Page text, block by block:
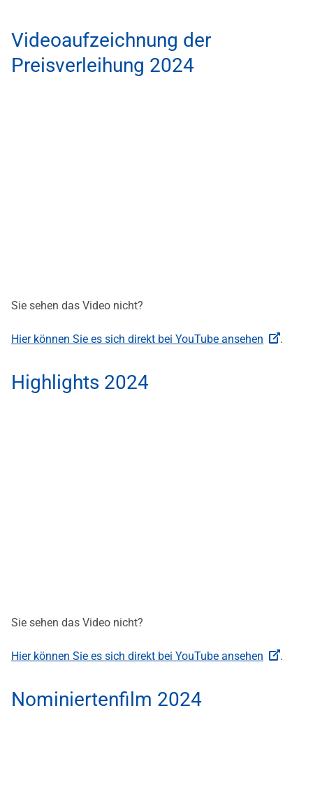
Videoaufzeichnung der
Preisverleihung 2024
Sie sehen das Video nicht?
Hier können Sie es sich direkt bei YouTube ansehen .
Highlights 2024
Sie sehen das Video nicht?
Hier können Sie es sich direkt bei YouTube ansehen .
Nominiertenfilm 2024